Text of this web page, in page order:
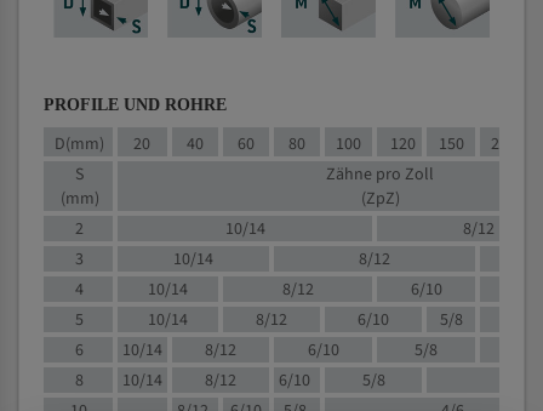
PROFILE UND ROHRE
D(mm) 20 40 60 80 100 120 150 200
S
(mm)
Zähne pro Zoll
(ZpZ)
2
10/14
8/12
3
10/14 8/12
4
10/14 8/12 6/10
5
10/14 8/12 6/10
5/8
6
10/14 8/12 6/10
5/8
8
10/14 8/12 6/10 5/8